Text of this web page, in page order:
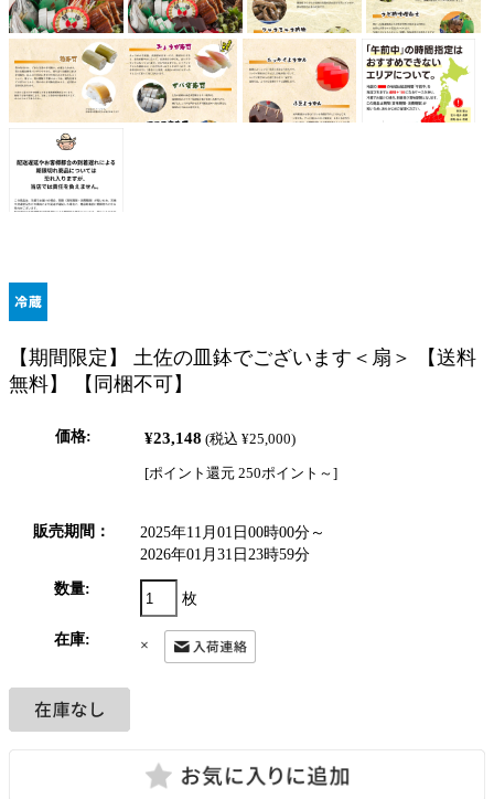
【期間限定】 土佐の皿鉢でございます＜扇＞ 【送料
無料】 【同梱不可】
価格: ¥23,148 (税込 ¥25,000)
[ポイント還元 250ポイント～]
販売期間：
2025年11月01日00時00分～
2026年01月31日23時59分
数量:
枚
在庫: ×